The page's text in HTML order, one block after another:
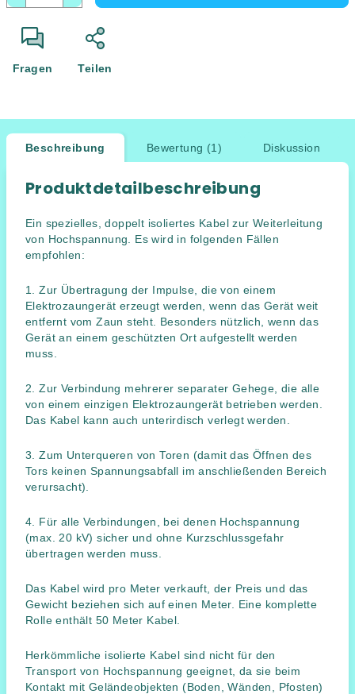
Fragen Teilen
Beschreibung Bewertung (1) Diskussion
Produktdetailbeschreibung
Ein spezielles, doppelt isoliertes Kabel zur Weiterleitung
von Hochspannung. Es wird in folgenden Fällen
empfohlen:
1. Zur Übertragung der Impulse, die von einem
Elektrozaungerät erzeugt werden, wenn das Gerät weit
entfernt vom Zaun steht. Besonders nützlich, wenn das
Gerät an einem geschützten Ort aufgestellt werden
muss.
2. Zur Verbindung mehrerer separater Gehege, die alle
von einem einzigen Elektrozaungerät betrieben werden.
Das Kabel kann auch unterirdisch verlegt werden.
3. Zum Unterqueren von Toren (damit das Öffnen des
Tors keinen Spannungsabfall im anschließenden Bereich
verursacht).
4. Für alle Verbindungen, bei denen Hochspannung
(max. 20 kV) sicher und ohne Kurzschlussgefahr
übertragen werden muss.
Das Kabel wird pro Meter verkauft, der Preis und das
Gewicht beziehen sich auf einen Meter. Eine komplette
Rolle enthält 50 Meter Kabel.
Herkömmliche isolierte Kabel sind nicht für den
Transport von Hochspannung geeignet, da sie beim
Kontakt mit Geländeobjekten (Boden, Wänden, Pfosten)